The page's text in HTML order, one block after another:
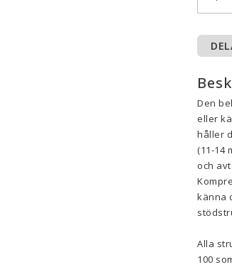
Den
eller
håller
(11-14
och
känna
Alla
100